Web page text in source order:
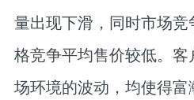
量出现下滑，同时市场
格竞争平均售价较低。
场环境的波动，均使得富